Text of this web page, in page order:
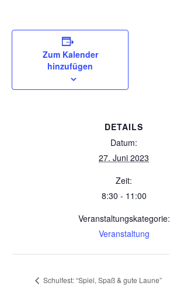
Zum Kalender
hinzufügen
DETAILS
Datum:
27. Juni 2023
Zeit:
8:30 - 11:00
Veranstaltungskategorie:
Veranstaltung
Schulfest: “Spiel, Spaß & gute Laune”